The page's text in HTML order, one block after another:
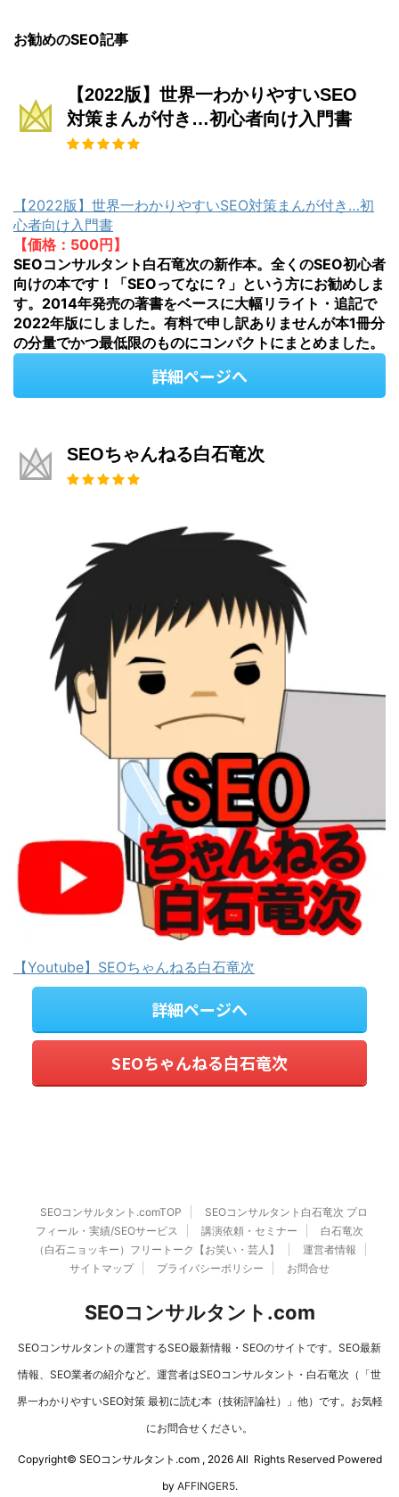
お勧めのSEO記事
【2022版】世界一わかりやすいSEO
対策まんが付き…初心者向け入門書
【2022版】世界一わかりやすいSEO対策まんが付き…初
心者向け入門書
【価格：500円】
SEOコンサルタント白石竜次の新作本。全くのSEO初心者
向けの本です！「SEOってなに？」という方にお勧めしま
す。2014年発売の著書をベースに大幅リライト・追記で
2022年版にしました。有料で申し訳ありませんが本1冊分
の分量でかつ最低限のものにコンパクトにまとめました。
詳細ページへ
SEOちゃんねる白石竜次
【Youtube】SEOちゃんねる白石竜次
詳細ページへ
SEOちゃんねる白石竜次
SEOコンサルタント.comTOP
SEOコンサルタント白石竜次 プロ
フィール・実績/SEOサービス
講演依頼・セミナー
白石竜次
（白石ニョッキー）フリートーク【お笑い・芸人】
運営者情報
サイトマップ
プライバシーポリシー お問合せ
SEOコンサルタント.com
SEOコンサルタントの運営するSEO最新情報・SEOのサイトです。SEO最新
情報、SEO業者の紹介など。運営者はSEOコンサルタント・白石竜次（「世
界一わかりやすいSEO対策 最初に読む本（技術評論社）」他）です。お気軽
にお問合せください。
Copyright© SEOコンサルタント.com , 2026 All Rights Reserved Powered
by AFFINGER5.